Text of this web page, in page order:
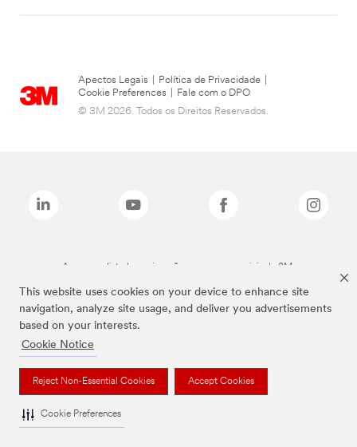
This website uses cookies on your device to enhance site
navigation, analyze site usage, and deliver you advertisements
based on your interests.
Cookie Notice
Reject Non-Essential Cookies Accept Cookies
Cookie Preferences
Apectos Legais Política de Privacidade
Cookie Preferences
Fale com o DPO
© 3M 2026. Todos os Direitos Reservados.
As marcas listadas a cima são marcas comerciais da 3M.